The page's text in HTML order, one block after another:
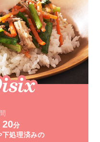
20分
下処理済みの